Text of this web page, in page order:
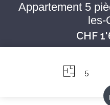
Appartement 5
les-
CHF
5